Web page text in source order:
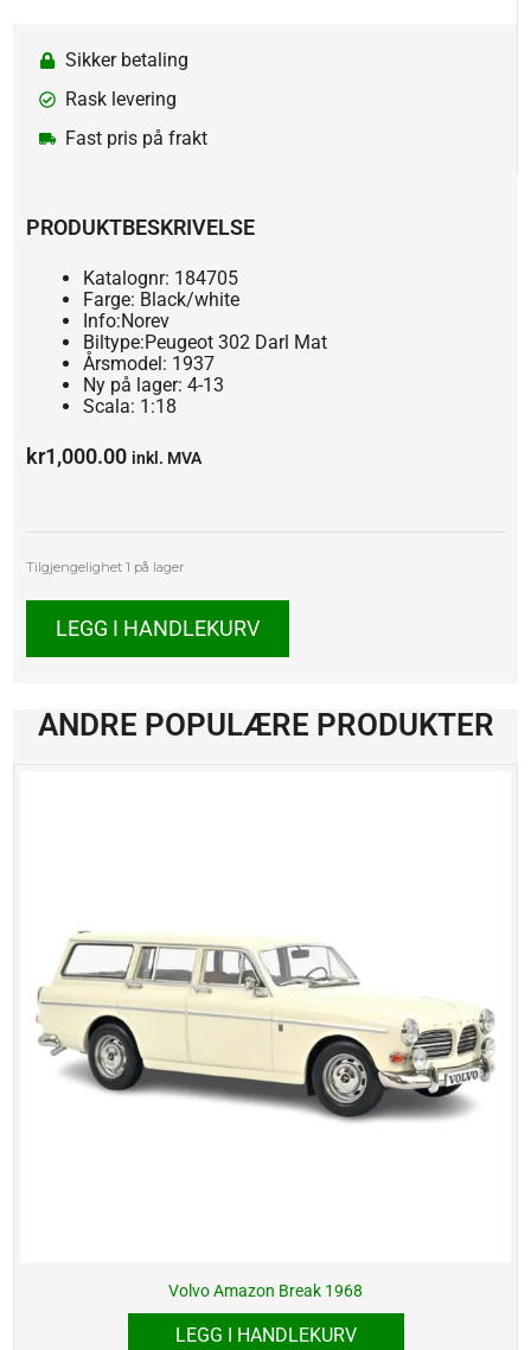
Sikker betaling
Rask levering
Fast pris på frakt
PRODUKTBESKRIVELSE
Katalognr: 184705
Farge: Black/white
Info:Norev
Biltype:Peugeot 302 Darl Mat
Årsmodel: 1937
Ny på lager: 4-13
Scala: 1:18
kr1,000.00 inkl. MVA
Tilgjengelighet 1 på lager
Peugeot
LEGG I HANDLEKURV
ANDRE POPULÆRE PRODUKTER
Volvo Amazon Break 1968
LEGG I HANDLEKURV